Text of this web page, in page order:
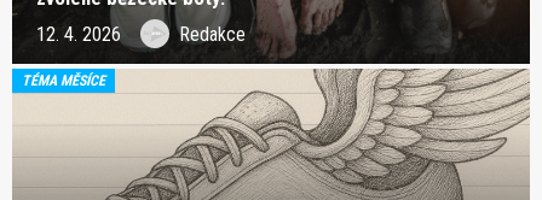
12. 4. 2026 Redakce
TÉMA MĚSÍCE